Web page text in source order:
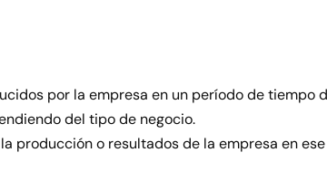
por la empresa en un período de tiempo
del tipo de negocio.
producción o resultados de la empresa en